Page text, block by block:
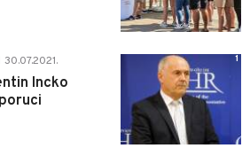
30.07.2021.
Incko
1